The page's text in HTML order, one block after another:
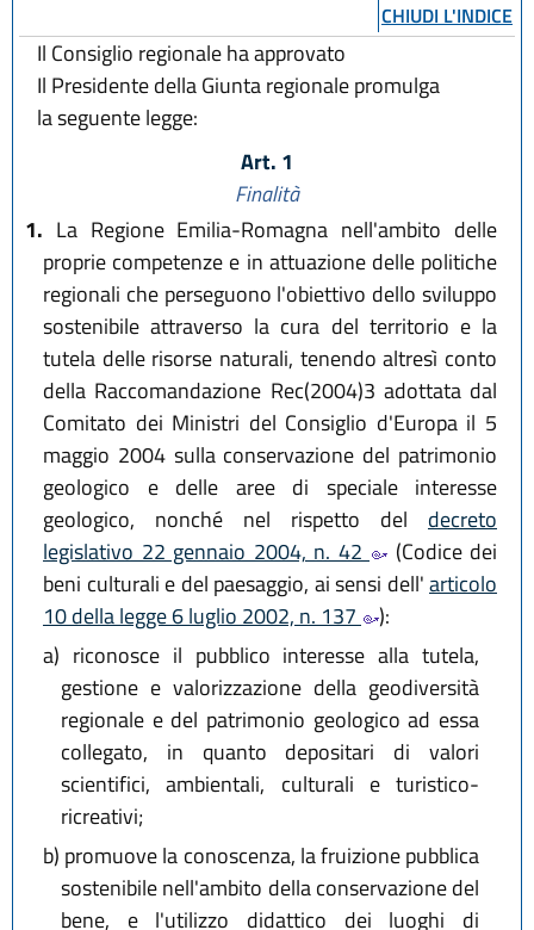
CHIUDI L'INDICE
Il Consiglio regionale ha approvato
Il Presidente della Giunta regionale promulga
la seguente legge:
Art. 1
Finalità
1. La Regione Emilia-Romagna nell'ambito delle
proprie competenze e in attuazione delle politiche
regionali che perseguono l'obiettivo dello sviluppo
sostenibile attraverso la cura del territorio e la
tutela delle risorse naturali, tenendo altresì conto
della Raccomandazione Rec(2004)3 adottata dal
Comitato dei Ministri del Consiglio d'Europa il 5
maggio 2004 sulla conservazione del patrimonio
geologico e delle aree di speciale interesse
geologico, nonché nel rispetto del decreto
legislativo 22 gennaio 2004, n. 42
(Codice dei
beni culturali e del paesaggio, ai sensi dell'articolo
10 della legge 6 luglio 2002, n. 137
):
a) riconosce il pubblico interesse alla tutela,
gestione e valorizzazione della geodiversità
regionale e del patrimonio geologico ad essa
collegato, in quanto depositari di valori
scientifici, ambientali, culturali e turistico-
ricreativi;
b) promuove la conoscenza, la fruizione pubblica
sostenibile nell'ambito della conservazione del
bene, e l'utilizzo didattico dei luoghi di